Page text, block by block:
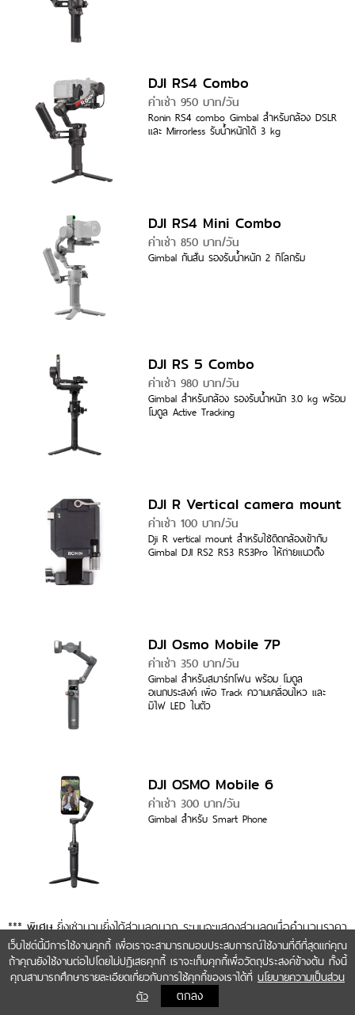
DJI RS4 Combo
ค่าเช่า 950 บาท/วัน
Ronin RS4 combo Gimbal สำหรับกล้อง DSLR
และ Mirrorless รับน้ำหนักได้ 3 kg
DJI RS4 Mini Combo
ค่าเช่า 850 บาท/วัน
Gimbal กันสั่น รองรับน้ำหนัก 2 กิโลกรัม
DJI RS 5 Combo
ค่าเช่า 980 บาท/วัน
Gimbal สำหรับกล้อง รองรับน้ำหนัก 3.0 kg พร้อม
โมดูล Active Tracking
DJI R Vertical camera mount
ค่าเช่า 100 บาท/วัน
Dji R vertical mount สำหรับใช้ติดกล้องเข้ากับ
Gimbal DJI RS2 RS3 RS3Pro ให้ถ่ายแนวตั้ง
DJI Osmo Mobile 7P
ค่าเช่า 350 บาท/วัน
Gimbal สำหรับสมาร์ทโฟน พร้อม โมดูล
อเนกประสงค์ เพื่อ Track ความเคลื่อนไหว และ
มีไฟ LED ในตัว
DJI OSMO Mobile 6
ค่าเช่า 300 บาท/วัน
Gimbal สำหรับ Smart Phone
***พิเศษยิ่งเช่านานยิ่งได้ส่วนลดมาก ระบบจะแสดงส่วนลดเมื่อคำนวนราคา
ค่าเช่า ***
เว็บไซต์นี้มีการใช้งานคุกกี้ เพื่อเราจะสามารถมอบประสบการณ์ใช้งานที่ดีที่สุดแก่คุณ
ถ้าคุณยังใช้งานต่อไปโดยไม่ปฏิเสธคุกกี้ เราจะเก็บคุกกี้เพื่อวัตถุประสงค์ข้างต้น ทั้งนี้
คุณสามารถศึกษารายละเอียดเกี่ยวกับการใช้คุกกี้ของเราได้ที่ นโยบายความเป็นส่วน
ตัว
ตกลง